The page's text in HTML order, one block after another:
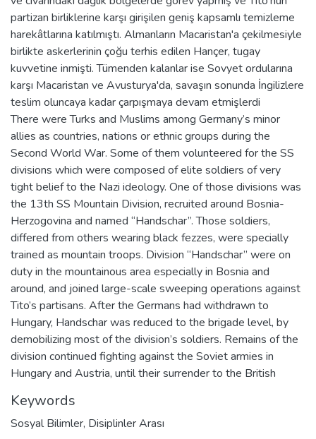
partizan birliklerine karşı girişilen geniş kapsamlı temizleme
harekâtlarına katılmıştı. Almanların Macaristan'a çekilmesiyle
birlikte askerlerinin çoğu terhis edilen Hançer, tugay
kuvvetine inmişti. Tümenden kalanlar ise Sovyet ordularına
karşı Macaristan ve Avusturya'da, savaşın sonunda İngilizlere
teslim oluncaya kadar çarpışmaya devam etmişlerdi
There were Turks and Muslims among Germany’s minor
allies as countries, nations or ethnic groups during the
Second World War. Some of them volunteered for the SS
divisions which were composed of elite soldiers of very
tight belief to the Nazi ideology. One of those divisions was
the 13th SS Mountain Division, recruited around Bosnia-
Herzogovina and named “Handschar”. Those soldiers,
differed from others wearing black fezzes, were specially
trained as mountain troops. Division “Handschar” were on
duty in the mountainous area especially in Bosnia and
around, and joined large-scale sweeping operations against
Tito’s partisans. After the Germans had withdrawn to
Hungary, Handschar was reduced to the brigade level, by
demobilizing most of the division’s soldiers. Remains of the
division continued fighting against the Soviet armies in
Hungary and Austria, until their surrender to the British
Keywords
Sosyal Bilimler, Disiplinler Arası